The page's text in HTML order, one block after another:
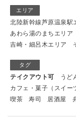
エリア
北陸新幹線芦原温泉駅
あわら湯のまちエリア
吉崎・細呂木エリア
タグ
テイクアウト可 うど
カフェ・菓子（スイー
喫茶
寿司 居酒屋